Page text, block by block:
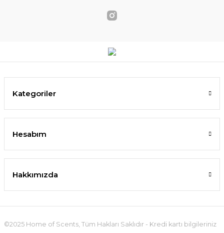
Kategoriler
Hesabım
Hakkımızda
©2025 Home of Scents, Tüm Hakları Saklıdır - Kredi kartı bilgileriniz